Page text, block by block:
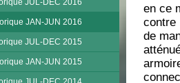
JUL-DEC 2016
JAN-JUN 2016
JUL-DEC 2015
JAN-JUN 2015
en ce
contre
de